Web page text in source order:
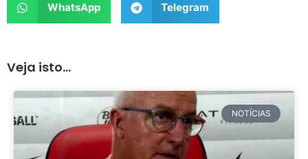
WhatsApp Telegram
Veja isto...
NOTÍCIAS